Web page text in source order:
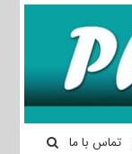
تماس با ما